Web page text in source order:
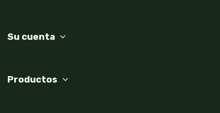
Su cuenta
Productos